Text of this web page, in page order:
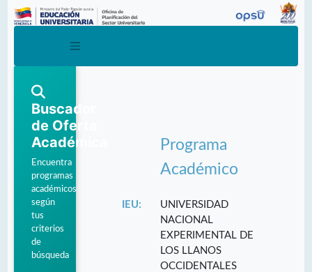
Buscador
de Oferta
Académica
Encuentra
programas
académicos
según
tus
criterios
de
búsqueda
Programa
Académico
IEU:
UNIVERSIDAD
NACIONAL
EXPERIMENTAL DE
LOS LLANOS
OCCIDENTALES